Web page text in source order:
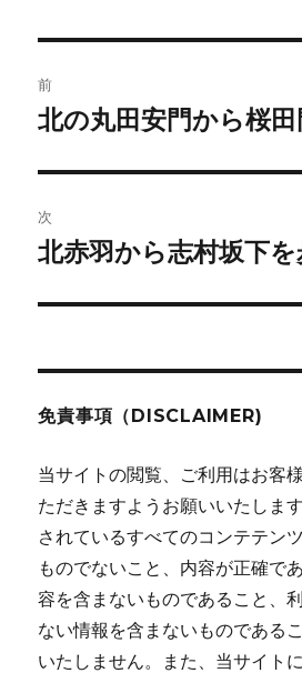
稿
ビ
ゲ
ー
前
前
投
稿:
北の丸田安門から桜田
次
次
投
北赤羽から志村坂下を
免責事項（DISCLAIMER)
当サイトの閲覧、ご利用はお客
ただきますようお願いいたしま
されているすべてのコンテテン
ものでないこと、内容が正確で
容を含まないものであること、
ない情報を含まないものである
いたしません。また、当サイト